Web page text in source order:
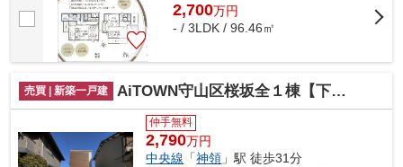
2,700万円
- / 3LDK / 96.46㎡
売買 | 新築一戸建 AiTOWN守山区桜坂全１棟【下志段味小 志段味中】
仲手無料
2,790万円
中央線 「神領 」駅 徒歩31分